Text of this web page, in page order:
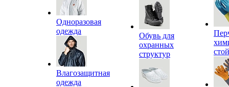
Одноразовая
одежда
Влагозащитная
одежда
Обувь для
охранных
структур